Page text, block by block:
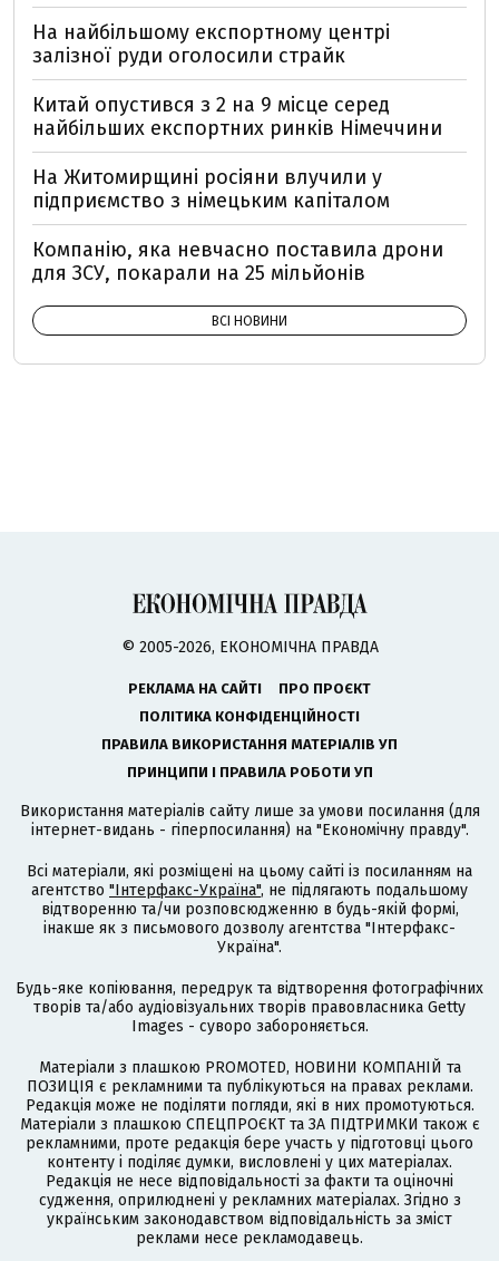
На найбільшому експортному центрі
залізної руди оголосили страйк
Китай опустився з 2 на 9 місце серед
найбільших експортних ринків Німеччини
На Житомирщині росіяни влучили у
підприємство з німецьким капіталом
Компанію, яка невчасно поставила дрони
для ЗСУ, покарали на 25 мільйонів
ВСІ НОВИНИ
© 2005-2026, ЕКОНОМІЧНА ПРАВДА
РЕКЛАМА НА САЙТІ
ПРО ПРОЄКТ
ПОЛІТИКА КОНФІДЕНЦІЙНОСТІ
ПРАВИЛА ВИКОРИСТАННЯ МАТЕРІАЛІВ УП
ПРИНЦИПИ І ПРАВИЛА РОБОТИ УП
Використання матеріалів сайту лише за умови посилання (для
інтернет-видань - гіперпосилання) на "Економічну правду".
Всі матеріали, які розміщені на цьому сайті із посиланням на
агентство "Інтерфакс-Україна", не підлягають подальшому
відтворенню та/чи розповсюдженню в будь-якій формі,
інакше як з письмового дозволу агентства "Інтерфакс-
Україна".
Будь-яке копіювання, передрук та відтворення фотографічних
творів та/або аудіовізуальних творів правовласника Getty
Images - суворо забороняється.
Матеріали з плашкою PROMOTED, НОВИНИ КОМПАНІЙ та
ПОЗИЦІЯ є рекламними та публікуються на правах реклами.
Редакція може не поділяти погляди, які в них промотуються.
Матеріали з плашкою СПЕЦПРОЄКТ та ЗА ПІДТРИМКИ також є
рекламними, проте редакція бере участь у підготовці цього
контенту і поділяє думки, висловлені у цих матеріалах.
Редакція не несе відповідальності за факти та оціночні
судження, оприлюднені у рекламних матеріалах. Згідно з
українським законодавством відповідальність за зміст
реклами несе рекламодавець.